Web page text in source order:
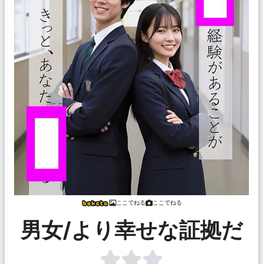
ここでねる ここでねる
男女/より幸せな証拠だ